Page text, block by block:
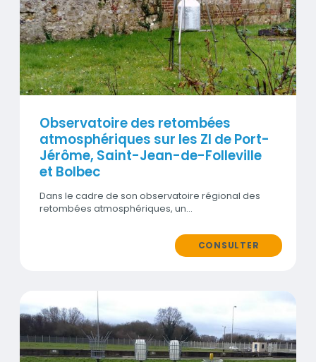
Visuel
Observatoire des retombées
atmosphériques sur les ZI de Port-
Jérôme, Saint-Jean-de-Folleville
et Bolbec
Dans le cadre de son observatoire régional des
retombées atmosphériques, un…
CONSULTER